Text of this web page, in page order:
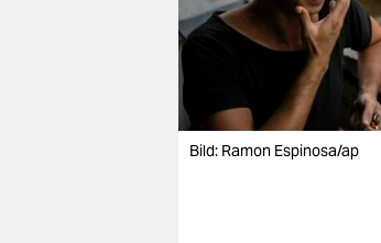
Bild: Ramon Espinosa/ap